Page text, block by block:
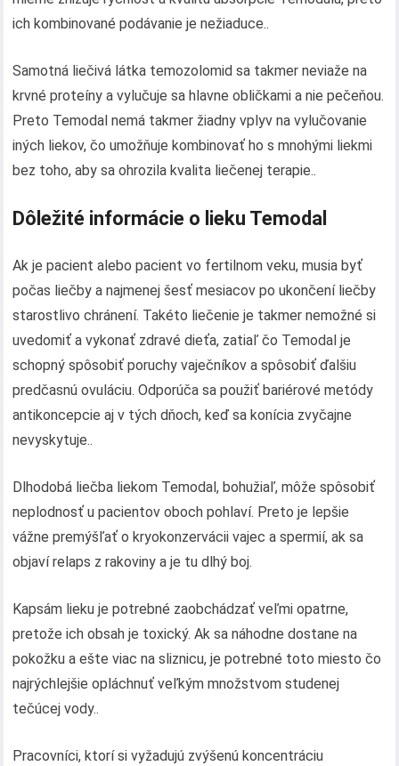
ich kombinované podávanie je nežiaduce..
Samotná liečivá látka temozolomid sa takmer neviaže na
krvné proteíny a vylučuje sa hlavne obličkami a nie pečeňou.
Preto Temodal nemá takmer žiadny vplyv na vylučovanie
iných liekov, čo umožňuje kombinovať ho s mnohými liekmi
bez toho, aby sa ohrozila kvalita liečenej terapie..
Dôležité informácie o lieku Temodal
Ak je pacient alebo pacient vo fertilnom veku, musia byť
počas liečby a najmenej šesť mesiacov po ukončení liečby
starostlivo chránení. Takéto liečenie je takmer nemožné si
uvedomiť a vykonať zdravé dieťa, zatiaľ čo Temodal je
schopný spôsobiť poruchy vaječníkov a spôsobiť ďalšiu
predčasnú ovuláciu. Odporúča sa použiť bariérové ​​metódy
antikoncepcie aj v tých dňoch, keď sa konícia zvyčajne
nevyskytuje..
Dlhodobá liečba liekom Temodal, bohužiaľ, môže spôsobiť
neplodnosť u pacientov oboch pohlaví. Preto je lepšie
vážne premýšľať o kryokonzervácii vajec a spermií, ak sa
objaví relaps z rakoviny a je tu dlhý boj.
Kapsám lieku je potrebné zaobchádzať veľmi opatrne,
pretože ich obsah je toxický. Ak sa náhodne dostane na
pokožku a ešte viac na sliznicu, je potrebné toto miesto čo
najrýchlejšie opláchnuť veľkým množstvom studenej
tečúcej vody..
Pracovníci, ktorí si vyžadujú zvýšenú koncentráciu